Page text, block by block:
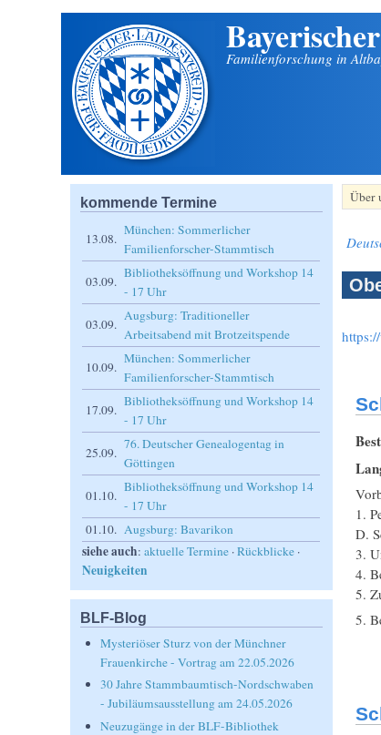
Familienforschung in
Über
1.
D.
3.
4.
5.
5.
kommende Termine
13.08.
München: Sommerlicher
Familienforscher-Stammtisch
03.09.
Bibliotheksöffnung und Workshop 14
- 17 Uhr
03.09.
Augsburg: Traditioneller
Arbeitsabend mit Brotzeitspende
10.09.
München: Sommerlicher
Familienforscher-Stammtisch
17.09.
Bibliotheksöffnung und Workshop 14
- 17 Uhr
25.09.
76. Deutscher Genealogentag in
Göttingen
01.10.
Bibliotheksöffnung und Workshop 14
- 17 Uhr
01.10. Augsburg: Bavarikon
siehe auch:aktuelle Termine ·Rückblicke ·
Neuigkeiten
BLF-Blog
Mysteriöser Sturz von der Münchner
Frauenkirche - Vortrag am 22.05.2026
30 Jahre Stammbaumtisch-Nordschwaben
- Jubiläumsausstellung am 24.05.2026
Neuzugänge in der BLF-Bibliothek